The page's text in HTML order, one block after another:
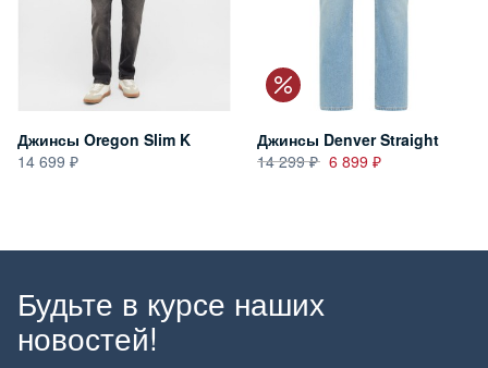
Джинсы Oregon Slim K
14 699
Джинсы Denver Straight
14 299
6 899
Будьте в курсе наших
новостей!